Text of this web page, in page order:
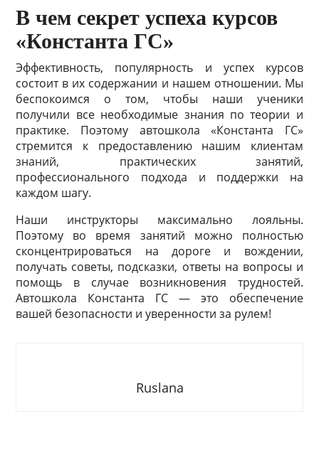
В чем секрет успеха курсов
«Константа ГС»
Эффективность, популярность и успех курсов
состоит в их содержании и нашем отношении. Мы
беспокоимся о том, чтобы наши ученики
получили все необходимые знания по теории и
практике. Поэтому автошкола «Константа ГС»
стремится к предоставлению нашим клиентам
знаний, практических занятий,
профессионального подхода и поддержки на
каждом шагу.
Наши инструкторы максимально лояльны.
Поэтому во время занятий можно полностью
сконцентрироваться на дороге и вождении,
получать советы, подсказки, ответы на вопросы и
помощь в случае возникновения трудностей.
Автошкола Константа ГС — это обеспечение
вашей безопасности и уверенности за рулем!
Ruslana